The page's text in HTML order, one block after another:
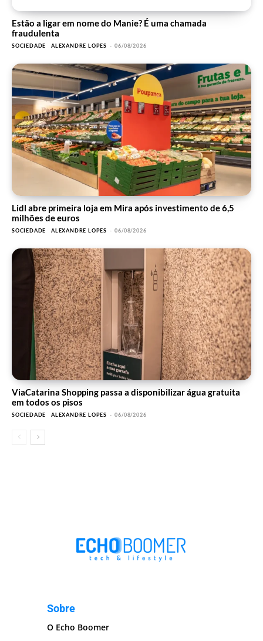
Estão a ligar em nome do Manie? É uma chamada
fraudulenta
SOCIEDADE ALEXANDRE LOPES - 06/08/2026
Lidl abre primeira loja em Mira após investimento de 6,5
milhões de euros
SOCIEDADE ALEXANDRE LOPES - 06/08/2026
ViaCatarina Shopping passa a disponibilizar água gratuita
em todos os pisos
SOCIEDADE ALEXANDRE LOPES - 06/08/2026
Sobre
O Echo Boomer